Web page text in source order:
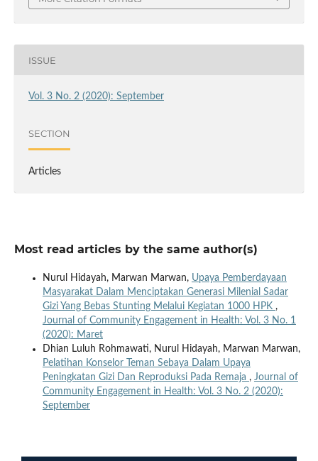
ISSUE
Vol. 3 No. 2 (2020): September
SECTION
Articles
Most read articles by the same author(s)
Nurul Hidayah, Marwan Marwan, Upaya Pemberdayaan
Masyarakat Dalam Menciptakan Generasi Milenial Sadar
Gizi Yang Bebas Stunting Melalui Kegiatan 1000 HPK ,
Journal of Community Engagement in Health: Vol. 3 No. 1
(2020): Maret
Dhian Luluh Rohmawati, Nurul Hidayah, Marwan Marwan,
Pelatihan Konselor Teman Sebaya Dalam Upaya
Peningkatan Gizi Dan Reproduksi Pada Remaja , Journal of
Community Engagement in Health: Vol. 3 No. 2 (2020):
September